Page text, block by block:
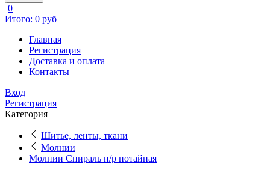
0
Итого: 0 руб
Главная
Регистрация
Доставка и оплата
Контакты
Вход
Регистрация
Категория
Шитье, ленты, ткани
Молнии
Молнии Спираль н/р потайная